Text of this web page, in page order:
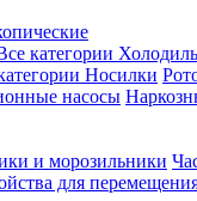
категории
Носилки
насосы
и морозильники
для